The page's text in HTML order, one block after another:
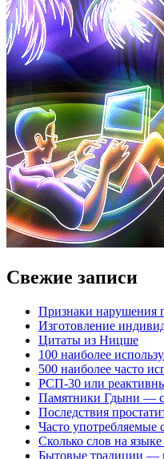
Свежие записи
Признаки нарушения
Изготовление
Цитаты из Ницше
100 наиболее
500 наиболее часто
РСП-30 или
Памятники Гдыни —
Последствия
Часто употребляемые
Сколько слов на
Бытовые традиции —